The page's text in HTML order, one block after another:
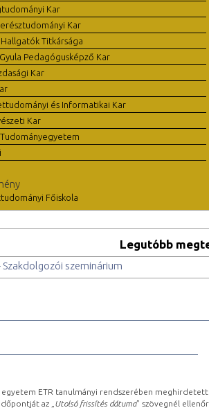
Kar
Kar
Titkársága
Gyula Pedagógusképző Kar
Kar
és Informatikai Kar
Kar
Tudományegyetem
Főiskola
Legutóbb
Szakdolgozói szeminárium
egyetem ETR tanulmányi rendszerében
az „ Utolsó frissítés dátuma” szövegnél